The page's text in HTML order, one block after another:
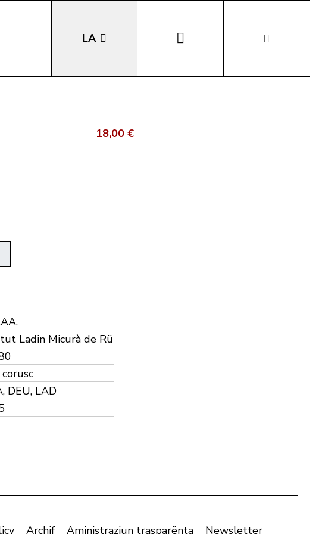
LA
18,00 €
Ladin Micurà de Rü
DEU, LAD
Archif Aministraziun trasparënta Newsletter